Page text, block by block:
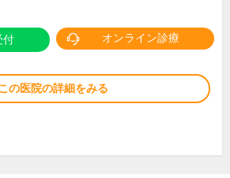
付 オンライン診療
の医院の詳細をみる